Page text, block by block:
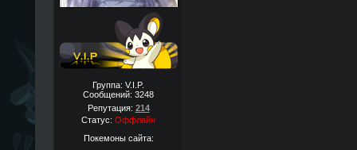
Группа: V.I.P.
Сообщений: 3248
Репутация: 214
Статус: Оффлайн
Покемоны сайта: